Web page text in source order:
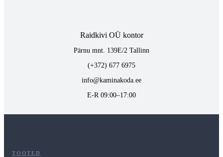
Raidkivi OÜ kontor
Pärnu mnt. 139E/2 Tallinn
(+372) 677 6975
info@kaminakoda.ee
E-R 09:00–17:00
TOOTED